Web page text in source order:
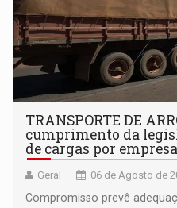
TRANSPORTE DE
cumprimento da
de cargas por empresa
Geral 06 de Agosto de
Compromisso prevê